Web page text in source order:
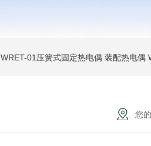
WRET-01压簧式固定热电偶 装配热电偶
您